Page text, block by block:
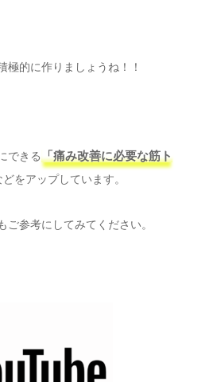
極的に作りましょうね！！
できる「痛み改善に必要な筋ト
をアップしています。
ご参考にしてみてください。